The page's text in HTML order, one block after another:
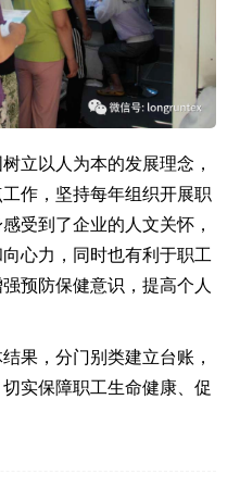
立以人为本的发展理念，
作，坚持每年组织开展职
受到了企业的人文关怀，
心力，同时也有利于职工
预防保健意识，提高个人
果，分门别类建立台账，
实保障职工生命健康、促